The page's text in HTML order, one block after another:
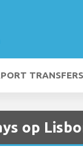
TRANSFERS
op